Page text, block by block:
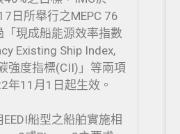
日所舉行之MEPC 76
「現成船能源效率指數
Existing Ship Index,
強度指標(CII)」等兩項
年11月1日起生效。
EEDI船型之船舶實施相